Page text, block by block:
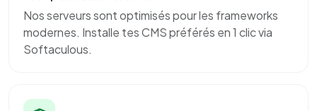
Nos serveurs sont optimisés pour les frameworks
modernes. Installe tes CMS préférés en 1 clic via
Softaculous.